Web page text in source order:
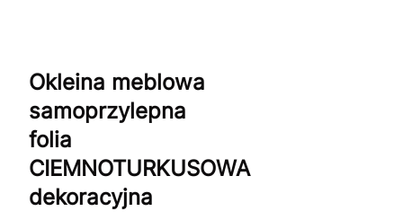
Okleina meblowa
samoprzylepna
folia
CIEMNOTURKUSOWA
dekoracyjna